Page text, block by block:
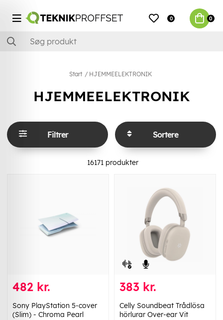
0 0
Start HJEMMEELEKTRONIK
HJEMMEELEKTRONIK
Filtrer Sortere
16171produkter
482 kr.
Sony PlayStation 5-cover
(Slim) - Chroma Pearl
383 kr.
Celly Soundbeat Trådlösa
hörlurar Over-ear Vit